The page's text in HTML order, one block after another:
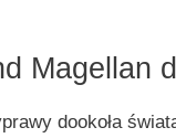
Magellan
dookoła